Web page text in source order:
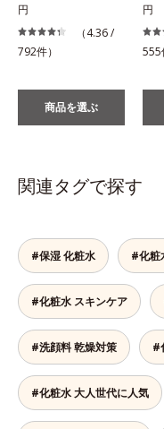
円
（4.36 /
792件）
商品を選ぶ
円
555
関連タグで探す
#保湿 化粧水 #化粧
#化粧水 スキンケア
#洗顔料 乾燥対策 #
#化粧水 大人世代に人気